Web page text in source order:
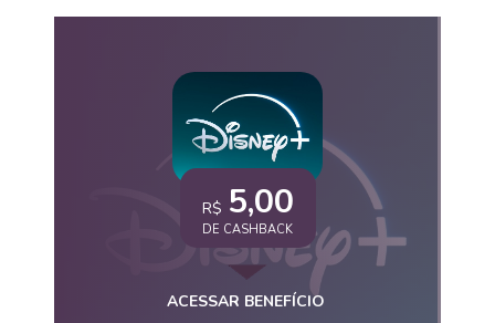
R$ 5,00
DE CASHBACK
ACESSAR BENEFÍCIO